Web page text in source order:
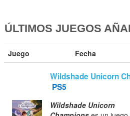
ÚLTIMOS JUEGOS
Juego Fecha
Wildshade Unicorn
PS5
Wildshade Unicorn